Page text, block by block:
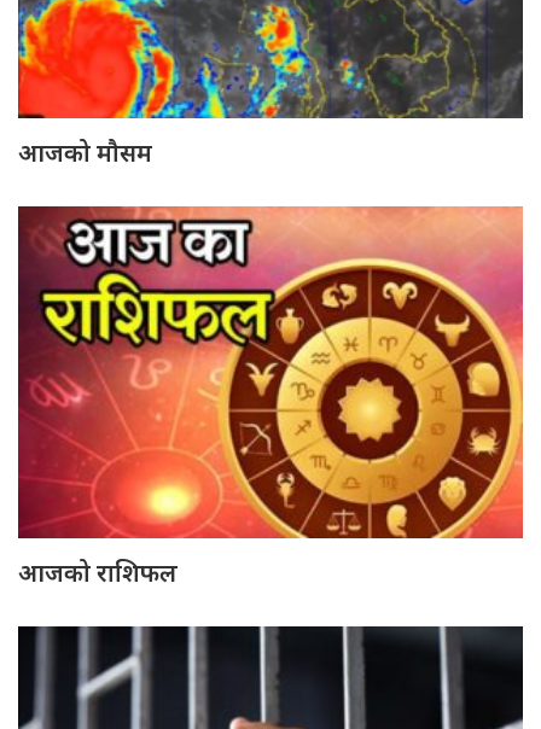
आजको मौसम
आजको राशिफल